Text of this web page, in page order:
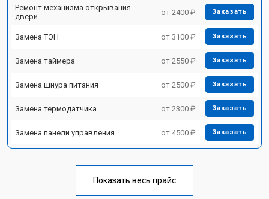
Ремонт механизма открывания
двери
от 2400 ₽ Заказать
Замена ТЭН от 3100 ₽ Заказать
Замена таймера от 2550 ₽ Заказать
Замена шнура питания от 2500 ₽ Заказать
Замена термодатчика от 2300 ₽ Заказать
Замена панели управления от 4500 ₽ Заказать
Показать весь прайс